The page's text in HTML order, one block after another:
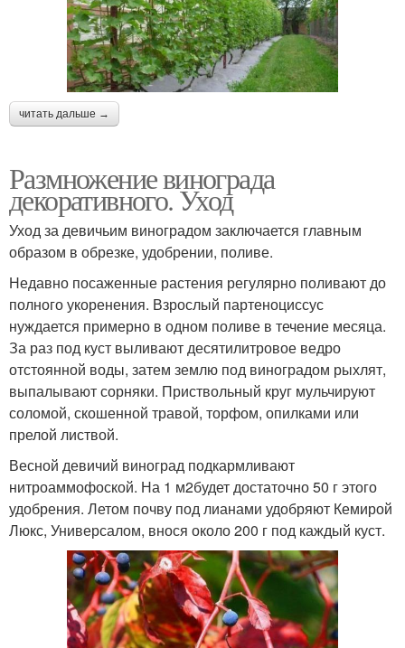
читать дальше →
Размножение винограда
декоративного. Уход
Уход за девичьим виноградом заключается главным
образом в обрезке, удобрении, поливе.
Недавно посаженные растения регулярно поливают до
полного укоренения. Взрослый партеноциссус
нуждается примерно в одном поливе в течение месяца.
За раз под куст выливают десятилитровое ведро
отстоянной воды, затем землю под виноградом рыхлят,
выпалывают сорняки. Приствольный круг мульчируют
соломой, скошенной травой, торфом, опилками или
прелой листвой.
Весной девичий виноград подкармливают
нитроаммофоской. На 1 м2будет достаточно 50 г этого
удобрения. Летом почву под лианами удобряют Кемирой
Люкс, Универсалом, внося около 200 г под каждый куст.